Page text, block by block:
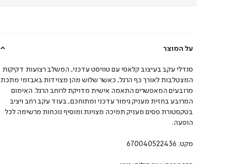
על המוצר
סנדלי עקב בעיצוב קלאסי עם טוויסט עדכני, המשלב רצועות דקיקות
המצטלבות לאורך כף הרגל, כאשר שלוש מהן מצוידות באבזמי מתכת
מרובעים המאפשרים התאמה אישית מדויקת לרוחב הרגל. האימום
המרובע בחזית מעניק גימור עדכני ומתוחכם, בעוד עקב רחב ויציב
בטקסטורת פסים מעניק תמיכה מצוינת ומוסיף נוכחות מרשימה לכל
הופעה.
מקט: 670040522436